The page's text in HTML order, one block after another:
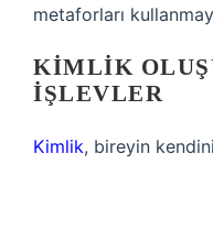
metaforları
KIMLIK
İŞLEVLER
Kimlik, bireyin